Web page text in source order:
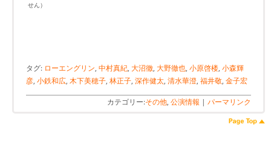
せん）
タグ: ローエングリン, 中村真紀, 大沼徹, 大野徹也, 小原啓楼, 小森輝
彦, 小鉄和広, 木下美穂子, 林正子, 深作健太, 清水華澄, 福井敬, 金子宏
カテゴリー:その他, 公演情報 | パーマリンク